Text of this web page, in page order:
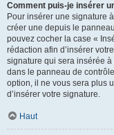
Comment puis-je insérer
Pour insérer une signature
créer une depuis le
pouvez cocher la case «
rédaction afin d’insérer
signature qui sera insérée
dans le panneau de
option, il ne vous sera plus
d’insérer votre signature.
Haut